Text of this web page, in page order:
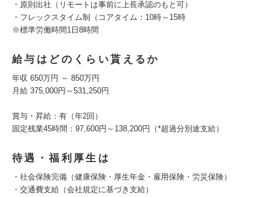
・原則出社（リモートは事前に上長承認のもと可）
・フレックスタイム制（コアタイム：10時～15時
※標準労働時間1日8時間
給与はどのくらい貰えるか
年収 650万円 ～ 850万円
月給 375,000円～531,250円
賞与・昇給：有（年2回）
固定残業45時間：97,600円～138,200円（*超過分別途支給）
待遇・福利厚生は
・社会保険完備（健康保険・厚生年金・雇用保険・労災保険）
・交通費支給（会社規定に基づき支給）